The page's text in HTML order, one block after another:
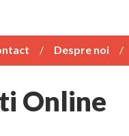
Despre noi
Online